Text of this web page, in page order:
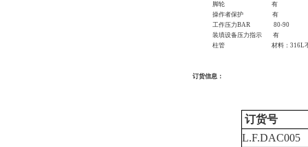
脚轮
有
操作者保护
有
工作压力BAR
80-90
装填设备压力指示
有
柱管
材料： 316L
订货信息：
订货号
L.F.DAC005